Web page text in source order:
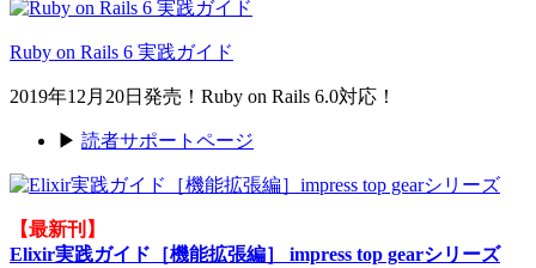
Ruby on Rails 6 実践ガイド
2019年12月20日発売！Ruby on Rails 6.0対応！
▶ 読者サポートページ
【最新刊】
Elixir実践ガイド［機能拡張編］ impress top gearシリーズ